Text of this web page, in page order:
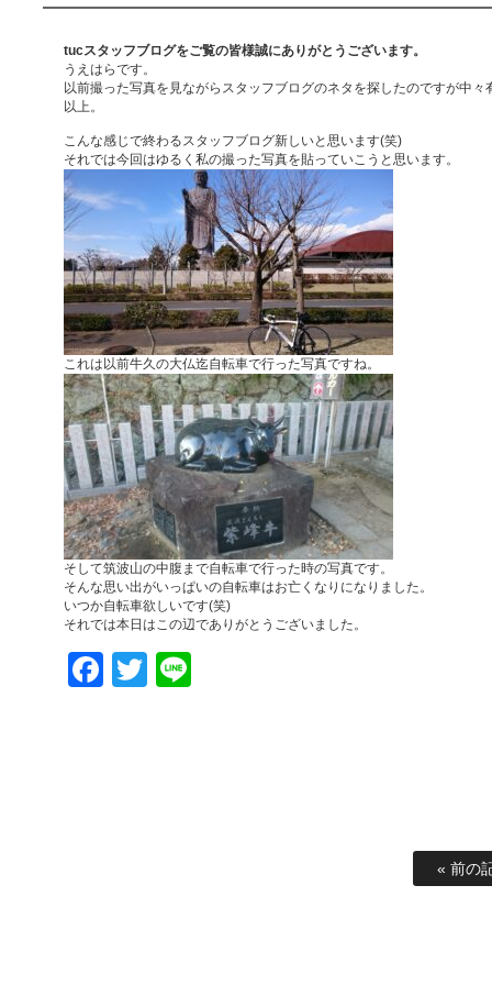
tucスタッフブログをご覧の皆様誠にありがとうございます。
うえはらです。
以前撮った写真を見ながらスタッフブログのネタを探したのですが中々
以上。
こんな感じで終わるスタッフブログ新しいと思います(笑)
それでは今回はゆるく私の撮った写真を貼っていこうと思います。
これは以前牛久の大仏迄自転車で行った写真ですね。
そして筑波山の中腹まで自転車で行った時の写真です。
そんな思い出がいっぱいの自転車はお亡くなりになりました。
いつか自転車欲しいです(笑)
それでは本日はこの辺でありがとうございました。
Facebook
Twitter
« 前の